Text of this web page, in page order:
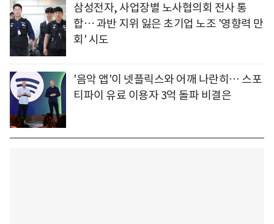
삼성전자, 사업장별 노사협의회 전사 통
합… 과반 지위 잃은 초기업 노조 '영향력 만
회' 시도
'음악 앱'이 넷플릭스와 어깨 나란히… 스포
티파이 유료 이용자 3억 돌파 비결은